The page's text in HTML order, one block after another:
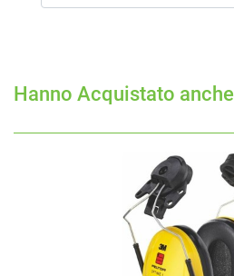
Hanno Acquistato anche